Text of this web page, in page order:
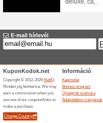
Akciós
92%
Vadonatúj,